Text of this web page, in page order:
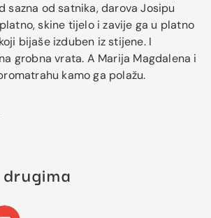
sazna od satnika, darova Josipu
skine tijelo i zavije ga u platno
bijaše izduben iz stijene. I
grobna vrata. A Marija Magdalena i
kamo ga polažu.